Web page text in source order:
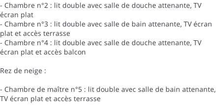
- Chambre n°2 : lit double avec salle de douche attenante, TV
écran plat
- Chambre n°3 : lit double avec salle de bain attenante, TV écran
plat et accès terrasse
- Chambre n°4 : lit double avec salle de douche attenante, TV
écran plat et accès balcon
Rez de neige :
- Chambre de maître n°5 : lit double avec salle de bain attenante,
TV écran plat et accès terrasse